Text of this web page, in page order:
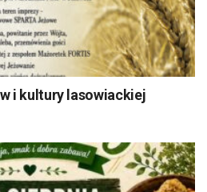
i kultury lasowiackiej